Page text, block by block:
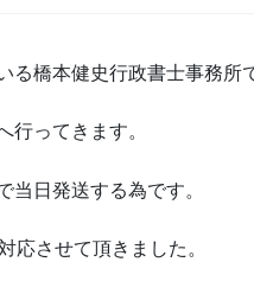
橋本健史行政書士事務所
行ってきます。
当日発送する為です。
応させて頂きました。